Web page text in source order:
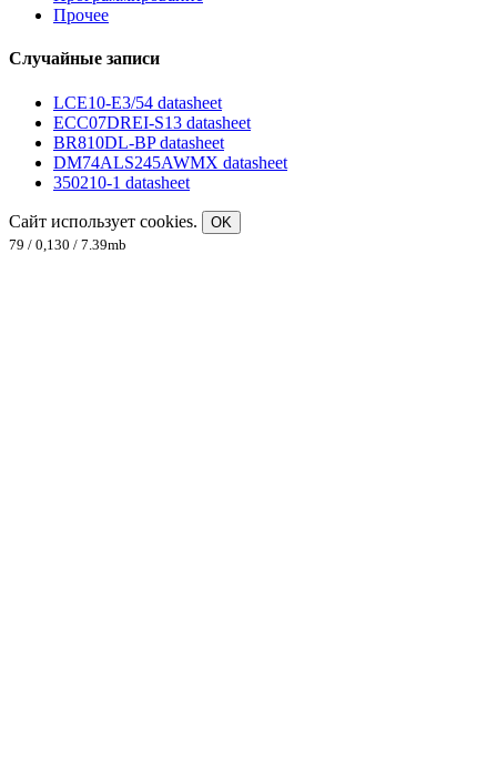
Прочее
Случайные записи
LCE10-E3/54 datasheet
ECC07DREI-S13 datasheet
BR810DL-BP datasheet
DM74ALS245AWMX datasheet
350210-1 datasheet
Сайт использует cookies.
OK
79 / 0,130 / 7.39mb